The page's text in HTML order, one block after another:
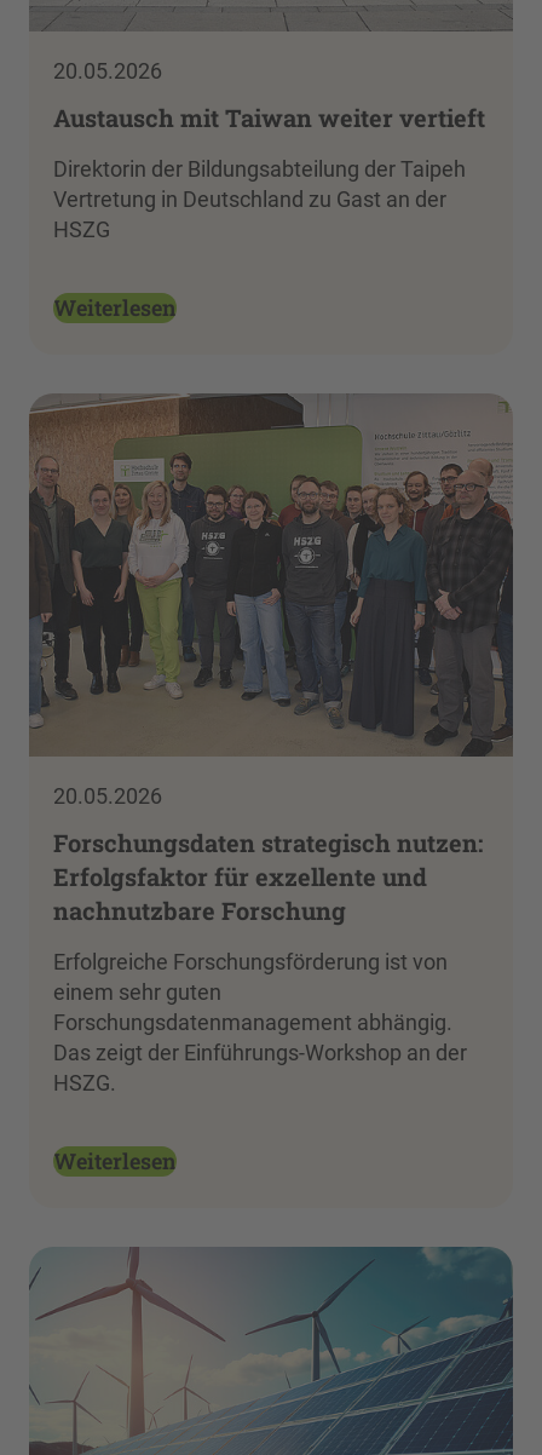
20.05.2026
Austausch mit Taiwan weiter vertieft
Direktorin der Bildungsabteilung der Taipeh
Vertretung in Deutschland zu Gast an der
HSZG
Weiterlesen
20.05.2026
Forschungsdaten strategisch nutzen:
Erfolgsfaktor für exzellente und
nachnutzbare Forschung
Erfolgreiche Forschungsförderung ist von
einem sehr guten
Forschungsdatenmanagement abhängig.
Das zeigt der Einführungs-Workshop an der
HSZG.
Weiterlesen